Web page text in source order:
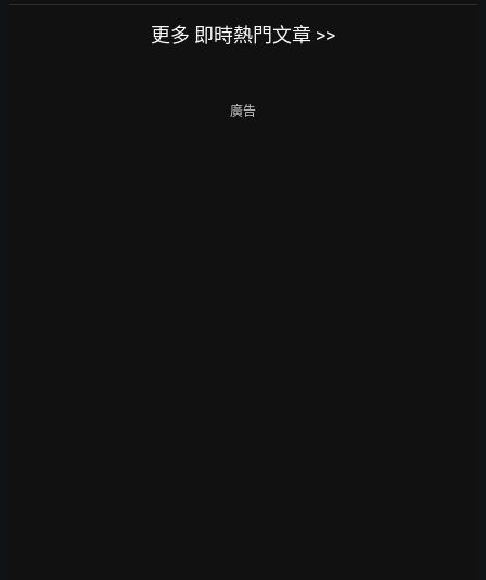
更多 即時熱門文章 >>
廣告